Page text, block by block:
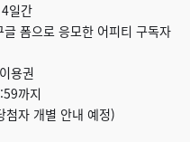
일간
폼으로 응모한 어피티 구독자
용권
까지
자 개별 안내 예정)